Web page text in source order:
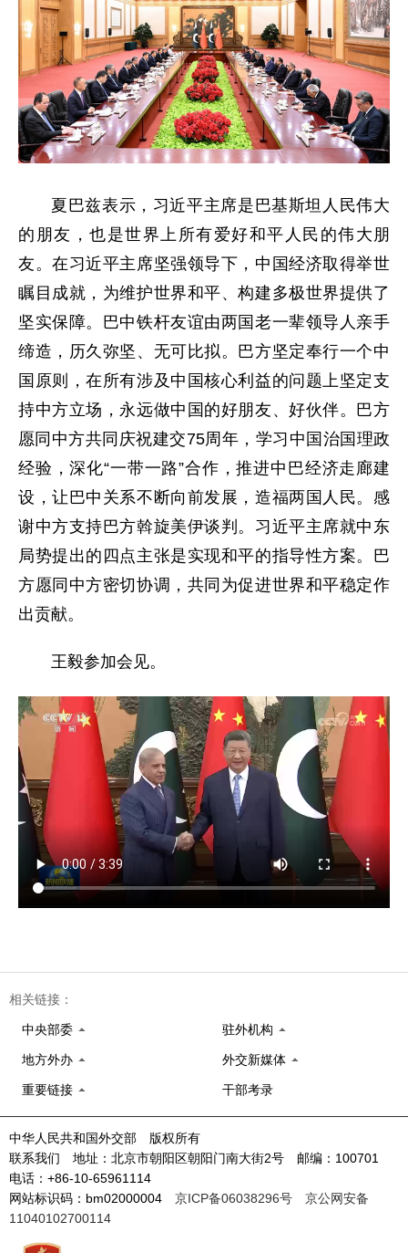
夏巴兹表示，习近平主席是巴基斯坦人民伟大
的朋友，也是世界上所有爱好和平人民的伟大朋
友。在习近平主席坚强领导下，中国经济取得举世
瞩目成就，为维护世界和平、构建多极世界提供了
坚实保障。巴中铁杆友谊由两国老一辈领导人亲手
缔造，历久弥坚、无可比拟。巴方坚定奉行一个中
国原则，在所有涉及中国核心利益的问题上坚定支
持中方立场，永远做中国的好朋友、好伙伴。巴方
愿同中方共同庆祝建交75周年，学习中国治国理政
经验，深化“一带一路”合作，推进中巴经济走廊建
设，让巴中关系不断向前发展，造福两国人民。感
谢中方支持巴方斡旋美伊谈判。习近平主席就中东
局势提出的四点主张是实现和平的指导性方案。巴
方愿同中方密切协调，共同为促进世界和平稳定作
出贡献。
王毅参加会见。
相关链接：
中央部委 驻外机构
地方外办 外交新媒体
重要链接 干部考录
中华人民共和国外交部 版权所有
联系我们 地址：北京市朝阳区朝阳门南大街2号 邮编：100701
电话：+86-10-65961114
网站标识码：bm02000004 京ICP备06038296号
京公网安备
11040102700114